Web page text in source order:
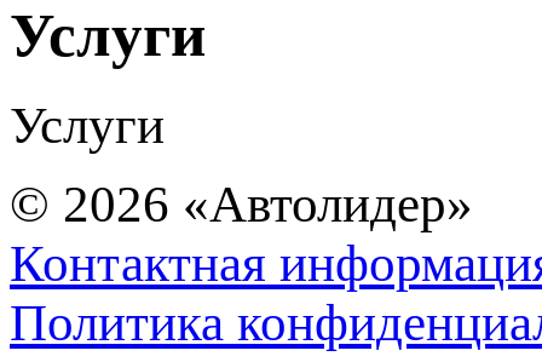
Услуги
Услуги
© 2026 «Автолидер»
Контактная
Политика